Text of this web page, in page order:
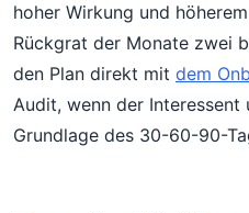
hoher Wirkung und
Rückgrat der Monate zwei
den Plan direkt mit dem
Audit, wenn der Interessent
Grundlage des 30-60-90-